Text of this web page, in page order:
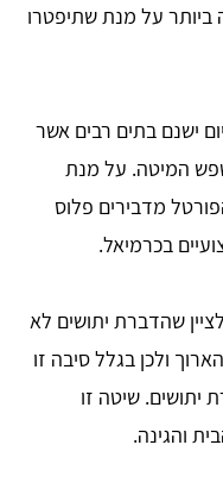
ביותר על מנת שתיפטרו
ישנם בתים רבים אשר
המיטה. על מנת
מדבירים פלוס
בכרמיאל.
שהדברת יתושים לא
ולכן בגלל סיבה זו
יתושים. שיטה זו
והגינה.